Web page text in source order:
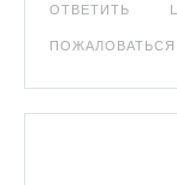
ОТВЕТИТЬ
ПОЖАЛОВАТЬСЯ